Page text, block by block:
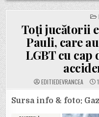
Toți jucătorii
Pauli, care
LGBT cu
EDITIEDEVRANCEA
Sursa info & foto: